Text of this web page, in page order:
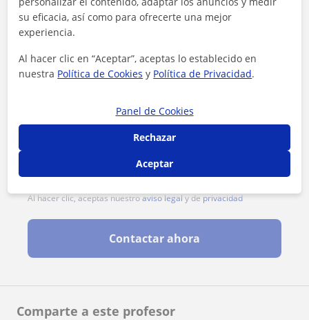
Comparte a este profesor
Al hacer clic, aceptas nuestroaviso legaly deprivacidad
Contactar ahora
su eficacia, así como para ofrecerte una mejor
experiencia.
Al hacer clic en “Aceptar”, aceptas lo establecido en
nuestra Política de Cookies y Política de Privacidad.
Panel de Cookies
Rechazar
Aceptar